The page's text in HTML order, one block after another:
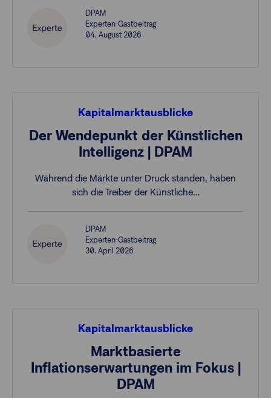
DPAM
Experten-Gastbeitrag
04. August 2026
Kapitalmarktausblicke
Der Wendepunkt der Künstlichen
Intelligenz | DPAM
Während die Märkte unter Druck standen, haben
sich die Treiber der Künstliche…
DPAM
Experten-Gastbeitrag
30. April 2026
Kapitalmarktausblicke
Marktbasierte
Inflationserwartungen im Fokus |
DPAM